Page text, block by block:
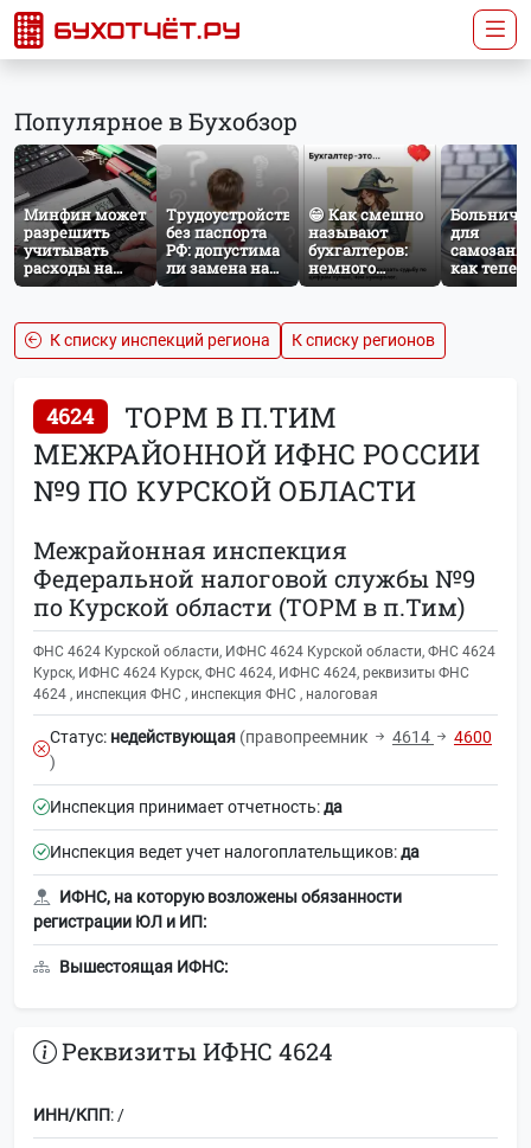
Популярное в Бухобзор
Минфин может
разрешить
учитывать
расходы на
защиту от
расчёте налога
на прибыль
Трудоустройство
без паспорта
РФ: допустима
ли замена на
загранпаспорт?
😁 Как смешно
называют
бухгалтеров:
немного
профессионального
для
как
работает
К списку инспекций региона К списку регионов
4624
ТОРМ В П.ТИМ
МЕЖРАЙОННОЙ ИФНС РОССИИ
№9 ПО КУРСКОЙ ОБЛАСТИ
Межрайонная инспекция
Федеральной налоговой службы №9
по Курской области (ТОРМ в п.Тим)
ФНС 4624 Курской области, ИФНС 4624 Курской области, ФНС 4624
Курск, ИФНС 4624 Курск, ФНС 4624, ИФНС 4624, реквизиты ФНС
4624 , инспекция ФНС , инспекция ФНС , налоговая
Статус: недействующая (правопреемник 4614
4600
)
Инспекция принимает отчетность:да
Инспекция ведет учет налогоплательщиков:да
ИФНС, на которую возложены обязанности
регистрации ЮЛ и ИП:
Вышестоящая ИФНС:
Реквизиты ИФНС 4624
ИНН/КПП: /